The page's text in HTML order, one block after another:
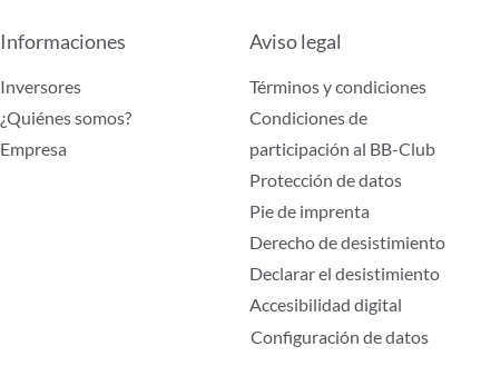
Informaciones
Inversores
¿Quiénes somos?
Empresa
Aviso legal
Términos y condiciones
Condiciones de
participación al BB-Club
Protección de datos
Pie de imprenta
Derecho de desistimiento
Declarar el desistimiento
Accesibilidad digital
Configuración de datos